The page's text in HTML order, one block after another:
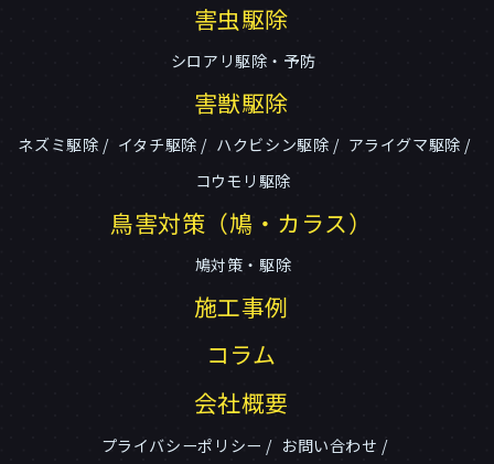
害虫駆除
シロアリ駆除・予防
害獣駆除
ネズミ駆除 イタチ駆除 ハクビシン駆除
アライグマ駆除
コウモリ駆除
鳥害対策（鳩・カラス）
鳩対策・駆除
施工事例
コラム
会社概要
プライバシーポリシー お問い合わせ